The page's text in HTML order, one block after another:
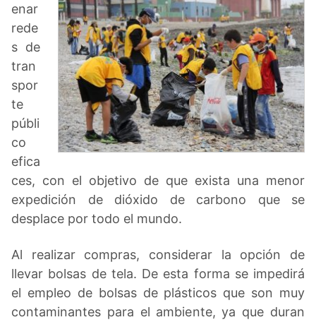
enar
rede
s de
tran
spor
te
públi
co
efica
ces, con el objetivo de que exista una menor
expedición de dióxido de carbono que se
desplace por todo el mundo.
Al realizar compras, considerar la opción de
llevar bolsas de tela. De esta forma se impedirá
el empleo de bolsas de plásticos que son muy
contaminantes para el ambiente, ya que duran